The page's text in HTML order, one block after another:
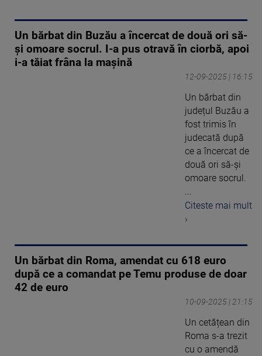
Un bărbat din Buzău a încercat de două ori să-
și omoare socrul. I-a pus otravă în ciorbă, apoi
i-a tăiat frâna la mașină
12-09-2025 | 16:15
Un bărbat din
județul Buzău a
fost trimis în
judecată după
ce a încercat de
două ori să-și
omoare socrul.
Citeste mai mult
›
Un bărbat din Roma, amendat cu 618 euro
după ce a comandat pe Temu produse de doar
42 de euro
10-09-2025 | 21:15
Un cetățean din
Roma s-a trezit
cu o amendă